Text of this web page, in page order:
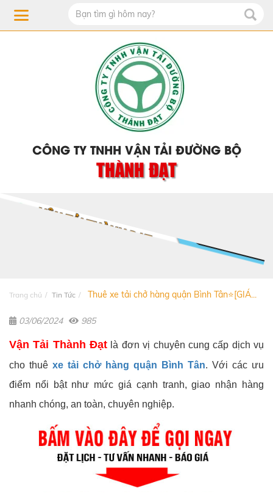
CÔNG TY TNHH VẬN TẢI ĐƯỜNG BỘ
THÀNH ĐẠT
Trang chủ Tin Tức Thuê xe tải chở hàng quận Bình Tân⭐[GIÁ...
03/06/2024 985
Vận Tải Thành Đạt là đơn vị chuyên cung cấp dịch vụ
cho thuê xe tải chở hàng quận Bình Tân. Với các ưu
điểm nổi bật như mức giá cạnh tranh, giao nhận hàng
nhanh chóng, an toàn, chuyên nghiệp.